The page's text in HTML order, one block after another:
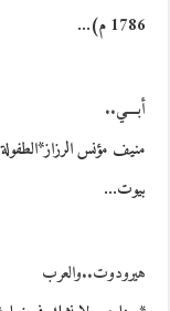
1786 م)…
أبــــي..
منيف مؤنس
بيوت…
هيرودوت..والعرب